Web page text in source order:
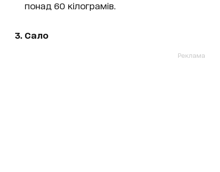
понад 60 кілограмів.
3. Сало
Реклама